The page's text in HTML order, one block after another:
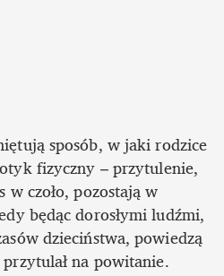
sposób, w jaki rodzice
fizyczny – przytulenie,
w czoło, pozostają w
będąc dorosłymi ludźmi,
dzieciństwa, powiedzą
na powitanie.